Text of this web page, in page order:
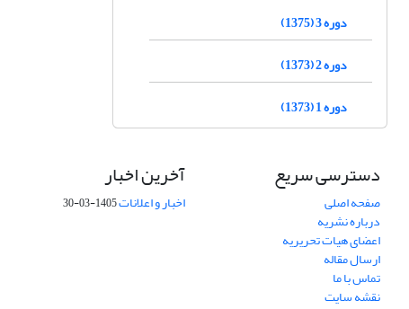
دوره 3 (1375)
دوره 2 (1373)
دوره 1 (1373)
دسترسی سریع
صفحه اصلی
درباره نشریه
اعضای هیات تحریریه
ارسال مقاله
تماس با ما
نقشه سایت
آخرین اخبار
اخبار و اعلانات1405-03-30